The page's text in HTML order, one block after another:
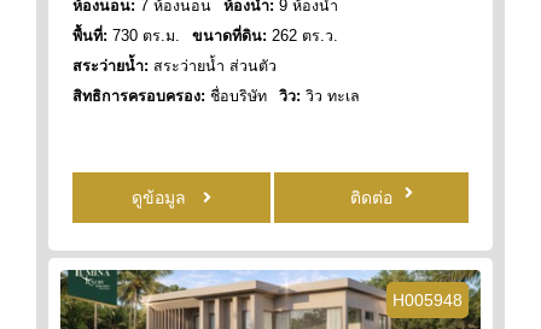
ห้องนอน: 7 ห้องนอน ห้องน้ำ: 9 ห้องน้ำ
พื้นที่: 730 ตร.ม. ขนาดที่ดิน: 262 ตร.ว.
สระว่ายน้ำ: สระว่ายน้ำ ส่วนตัว
สิทธิการครอบครอง: ชื่อบริษัท วิว: วิว ทะเล
ดูข้อมูล ติดต่อ
H005948